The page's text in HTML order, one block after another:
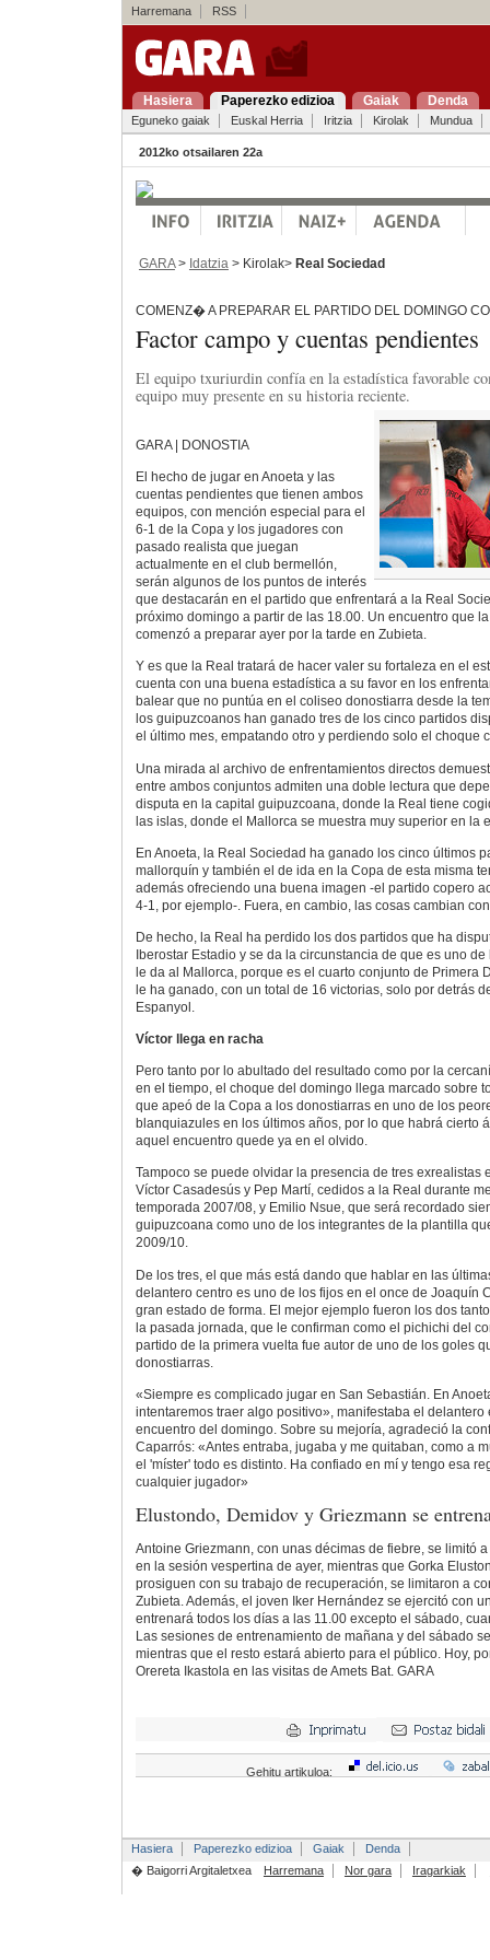
Harremana RSS
Hasiera Paperezko edizioa Gaiak Denda
Eguneko gaiak Euskal Herria Iritzia Kirolak Mundua
2012ko otsailaren 22a
GARA> Idatzia > Kirolak> Real Sociedad
COMENZ� A PREPARAR EL PARTIDO DEL DOMINGO
Factor campo y cuentas pendientes
El equipo txuriurdin confía en la estadística favorable
equipo muy presente en su historia reciente.
GARA | DONOSTIA
El hecho de jugar en Anoeta y las
cuentas pendientes que tienen ambos
equipos, con mención especial para el
6-1 de la Copa y los jugadores con
pasado realista que juegan
actualmente en el club bermellón,
serán algunos de los puntos de interés
que destacarán en el partido que enfrentará a la Real
próximo domingo a partir de las 18.00. Un encuentro que
comenzó a preparar ayer por la tarde en Zubieta.
Y es que la Real tratará de hacer valer su fortaleza en el
cuenta con una buena estadística a su favor en los
balear que no puntúa en el coliseo donostiarra desde la
los guipuzcoanos han ganado tres de los cinco partidos
el último mes, empatando otro y perdiendo solo el choque
Una mirada al archivo de enfrentamientos directos
entre ambos conjuntos admiten una doble lectura que
disputa en la capital guipuzcoana, donde la Real tiene
las islas, donde el Mallorca se muestra muy superior en la
En Anoeta, la Real Sociedad ha ganado los cinco últimos
mallorquín y también el de ida en la Copa de esta misma
además ofreciendo una buena imagen -el partido copero
4-1, por ejemplo-. Fuera, en cambio, las cosas cambian
De hecho, la Real ha perdido los dos partidos que ha
Iberostar Estadio y se da la circunstancia de que es uno
le da al Mallorca, porque es el cuarto conjunto de Primera
le ha ganado, con un total de 16 victorias, solo por detrás
Espanyol.
Víctor llega en racha
Pero tanto por lo abultado del resultado como por la
en el tiempo, el choque del domingo llega marcado sobre
que apeó de la Copa a los donostiarras en uno de los
blanquiazules en los últimos años, por lo que habrá cierto
aquel encuentro quede ya en el olvido.
Tampoco se puede olvidar la presencia de tres exrealistas
Víctor Casadesús y Pep Martí, cedidos a la Real durante
temporada 2007/08, y Emilio Nsue, que será recordado
guipuzcoana como uno de los integrantes de la plantilla
2009/10.
De los tres, el que más está dando que hablar en las
delantero centro es uno de los fijos en el once de Joaquín
gran estado de forma. El mejor ejemplo fueron los dos
la pasada jornada, que le confirman como el pichichi del
partido de la primera vuelta fue autor de uno de los goles
donostiarras.
«Siempre es complicado jugar en San Sebastián. En
intentaremos traer algo positivo», manifestaba el delantero
encuentro del domingo. Sobre su mejoría, agradeció la
Caparrós: «Antes entraba, jugaba y me quitaban, como a
el 'míster' todo es distinto. Ha confiado en mí y tengo esa
cualquier jugador»
Elustondo, Demidov y Griezmann se
Antoine Griezmann, con unas décimas de fiebre, se limitó
en la sesión vespertina de ayer, mientras que Gorka
prosiguen con su trabajo de recuperación, se limitaron a
Zubieta. Además, el joven Iker Hernández se ejercitó con
entrenará todos los días a las 11.00 excepto el sábado,
Las sesiones de entrenamiento de mañana y del sábado
mientras que el resto estará abierto para el público. Hoy,
Orereta Ikastola en las visitas de Amets Bat. GARA
Gehitu artikuloa:
Hasiera Paperezko edizioa Gaiak
Denda
� Baigorri Argitaletxea
Harremana Nor gara Iragarkiak